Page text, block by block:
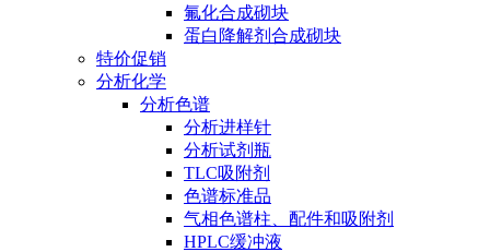
氟化合成砌块
蛋白降解剂合成砌块
特价促销
分析化学
分析色谱
分析进样针
分析试剂瓶
TLC吸附剂
色谱标准品
气相色谱柱、配件和吸附剂
HPLC缓冲液